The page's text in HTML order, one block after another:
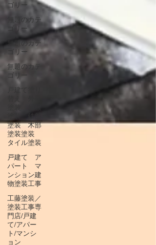
ゴリー
無題のカテ
ゴリー
無題のカテ
ゴリー
無題のカテ
ゴリー
戸建て塗り
塗装 鉄部
塗装 木部
塗装塗装
タイル塗装
戸建て ア
パート マ
ンション建
物塗装工事
工藤塗装／
塗装工事専
門店/戸建
て/アパー
ト/マンシ
ョン